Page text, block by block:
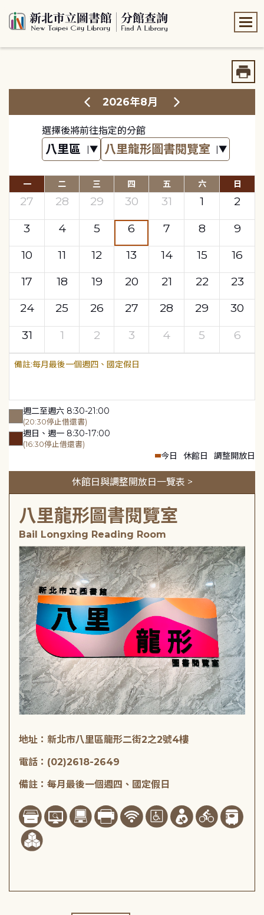
2026年8月
選擇後將前往指定的分館
一 二 三 四 五 六 日
27 28 29 30 31 1
2
3
4 5 6 7 8
9
10
11 12 13 14 15
16
17
18 19 20 21 22
23
24
25 26 27 28 29
30
31
1 2 3 4 5 6
每月最後一個週四、國定假日
週二至週六 8:30-21:00
(20:30停止借還書)
週日、週一 8:30-17:00
(16:30停止借還書)
今日 休館日 調整開放日
休館日與調整開放日一覽表 >
八里龍形圖書閱覽室
Bail Longxing Reading Room
地址：新北市八里區龍形二街2之2號4樓
電話：(02)2618-2649
備註：每月最後一個週四、國定假日